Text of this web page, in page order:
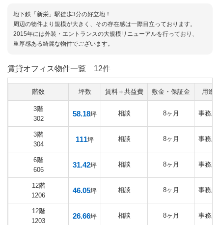
地下鉄「新栄」駅徒歩3分の好立地！
周辺の物件より規模が大きく、その存在感は一際目立っております。
2015年には外装・エントランスの大規模リニューアルを行っており、
重厚感ある綺麗な物件でございます。
賃貸オフィス物件一覧 12件
階数 坪数 賃料＋共益費 敷金・保証金 用途
3階
302
58.18坪 相談 8ヶ月 事務所
3階
304
111坪 相談 8ヶ月 事務所
6階
606
31.42坪 相談 8ヶ月 事務所
12階
1206
46.05坪 相談 8ヶ月 事務所
12階
1203
26.66坪 相談 8ヶ月 事務所